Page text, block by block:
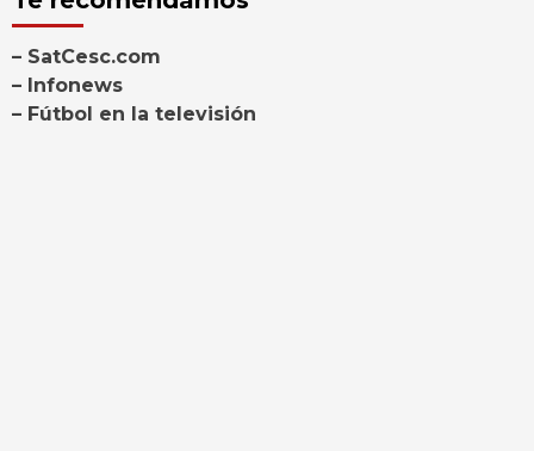
– SatCesc.com
– Infonews
– Fútbol en la televisión